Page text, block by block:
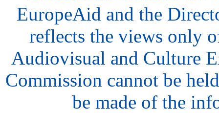
EuropeAid and the
reflects the views only
Audiovisual and Culture
Commission cannot be
be made of the